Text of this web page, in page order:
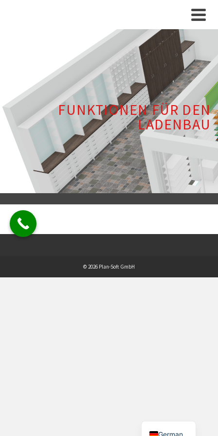
FUNKTIONEN FÜR DEN
LADENBAU
© 2026 Plan-Soft GmbH
German